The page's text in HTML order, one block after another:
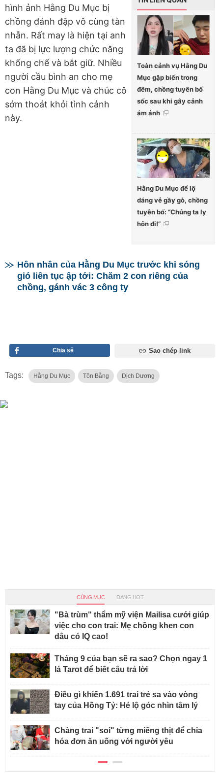
Toàn cảnh vụ Hằng Du
Mục gặp biến trong
đêm, chồng tuyên bố
sốc sau khi gây cảnh
ám ảnh
Hằng Du Mục để lộ
dáng vẻ gầy gò, chồng
tuyên bố: “Chúng ta ly
hôn đi!”
hình ảnh Hằng Du Mục bị
chồng đánh đập vô cùng tàn
nhẫn. Rất may là hiện tại anh
ta đã bị lực lượng chức năng
khống chế và bắt giữ. Nhiều
người cầu bình an cho mẹ
con Hằng Du Mục và chúc cô
sớm thoát khỏi tình cảnh
này.
Hôn nhân của Hằng Du Mục trước khi sóng
gió liên tục ập tới: Chăm 2 con riêng của
chồng, gánh vác 3 công ty
Chia sẻ Sao chép link
Tags: Hằng Du Mục Tôn Bằng Dịch Dương
CÙNG MỤC ĐANG HOT
"Bà trùm" thẩm mỹ viện Mailisa cưới giúp
việc cho con trai: Mẹ chồng khen con
dâu có IQ cao!
Tháng 9 của bạn sẽ ra sao? Chọn ngay 1
lá Tarot để biết câu trả lời
Điều gì khiến 1.691 trai trẻ sa vào vòng
tay của Hồng Tỷ: Hé lộ góc nhìn tâm lý
Chàng trai "soi" từng miếng thịt để chia
hóa đơn ăn uống với người yêu